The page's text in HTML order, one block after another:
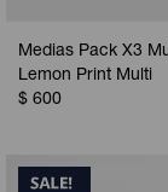
Medias Pack X3
Lemon Print Multi
$ 600
Calzas